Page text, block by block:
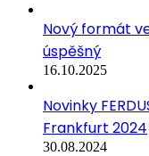
Nový formát
úspěšný
16.10.2025
Novinky
Frankfurt 2024
30.08.2024